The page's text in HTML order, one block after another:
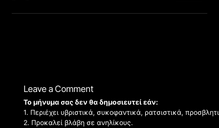
Leave a Comment
Το μήνυμα σας δεν θα δημοσιευτεί εάν:
1. Περιέχει υβριστικά, συκοφαντικά, ρατσιστικά,
2. Προκαλεί βλάβη σε ανηλίκους.